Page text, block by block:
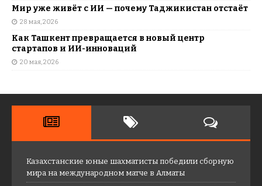
Мир уже живёт с ИИ — почему Таджикистан отстаёт
28 мая, 2026
Как Ташкент превращается в новый центр
стартапов и ИИ-инноваций
20 мая, 2026
Казахстанские юные шахматисты победили сборную
мира на международном матче в Алматы